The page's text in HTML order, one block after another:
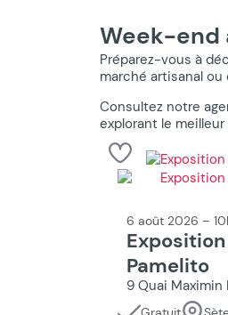
Week-end
Préparez-vous à
marché artisanal ou
Consultez notre
explorant le
6 août 2026 –
Pamelito
9 Quai Maximin